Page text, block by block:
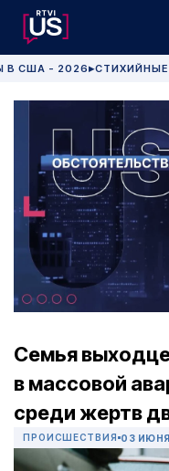
В США - 2026 ▶
Семья
в массовой
среди жертв
ПРОИСШЕСТВИЯ 03